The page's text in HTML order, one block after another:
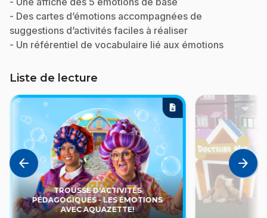
- Des cartes d’émotions accompagnées de
suggestions d’activités faciles à réaliser
- Un référentiel de vocabulaire lié aux émotions
Liste de lecture
arrow_back
description
TROUSSE D'ACTIVITÉS
PÉDAGOGIQUES - LES ÉMOTIONS
AVEC AQUAZETTE!
arrow_forward